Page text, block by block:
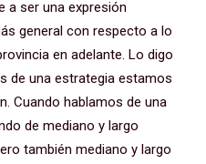
a ser una expresión
general con respecto a lo
en adelante. Lo digo
de una estrategia estamos
Cuando hablamos de una
de mediano y largo
también mediano y largo